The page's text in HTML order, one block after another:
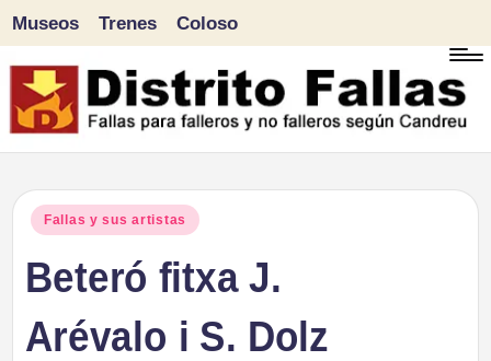
Saltar
al
Museos Trenes Coloso
Publicado
Fallas y sus artistas
Beteró fitxa J.
Arévalo i S. Dolz